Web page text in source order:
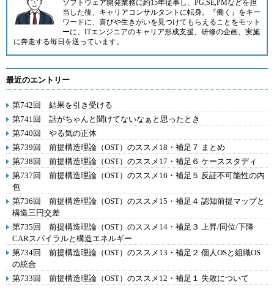
ソフトウェア開発業務に約15年従事し、PG,SE,PMなどを担
当した後、キャリアコンサルタントに転身。『働く』をキー
ワードに、喜びや生きがいを見つけてもらえることをモット
ーに、ITエンジニアのキャリア形成支援、研修の企画、実施
に奔走する毎日を送っています。
最近のエントリー
第742回 結果を引き受ける
第741回 話がちゃんと聞けてないなぁと思ったとき
第740回 やる気の正体
第739回 前提構造理論（OST）のススメ18・補足７ まとめ
第738回 前提構造理論（OST）のススメ17・補足６ ケーススタディ
第737回 前提構造理論（OST）のススメ16・補足５ 反証不可能性の内
包
第736回 前提構造理論（OST）のススメ15・補足４ 認知前提マップと
構造三円交差
第735回 前提構造理論（OST）のススメ14・補足３ 上昇/同位/下降
CARスパイラルと構造エネルギー
第734回 前提構造理論（OST）のススメ13・補足２ 個人OSと組織OS
の統合
第733回 前提構造理論（OST）のススメ12・補足１ 失敗について